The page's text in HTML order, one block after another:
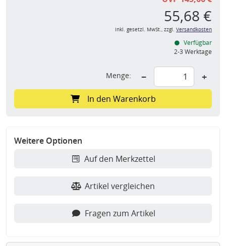
55,68 €
inkl. gesetzl. MwSt., zzgl. Versandkosten
Verfügbar
2-3 Werktage
Menge: − +
In den Warenkorb
Weitere Optionen
Auf den Merkzettel
Artikel vergleichen
Fragen zum Artikel